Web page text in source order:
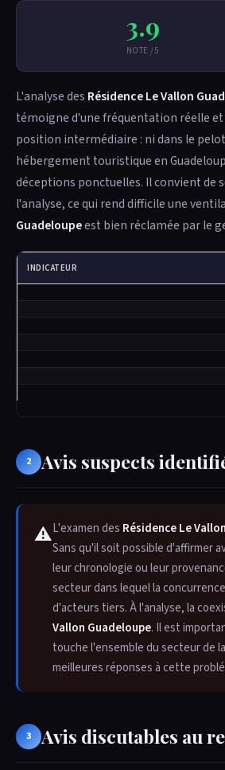
3.9
NOTE /5
L'analyse des Résidence Le Vallon
témoigne d'une fréquentation réelle
position intermédiaire : ni dans le
hébergement touristique en
déceptions ponctuelles. Il convient de
l'analyse, ce qui rend difficile une
Guadeloupeest bien réclamée par le
INDICATEUR
2 Avis suspects
⚠L'examen des Résidence Le
Sans qu'il soit possible d'affirmer
leur chronologie ou leur
secteur dans lequel la
d'acteurs tiers. À l'analyse, la
Vallon Guadeloupe. Il est
touche l'ensemble du secteur de
meilleures réponses à cette
3 Avis discutables au